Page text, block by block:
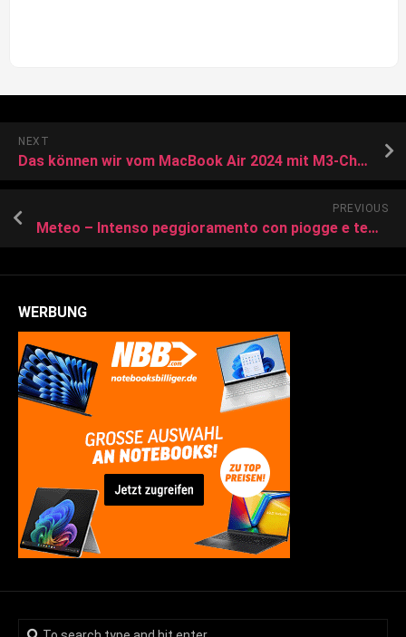
NEXT
Das können wir vom MacBook Air 2024 mit M3-Chip erwarten
PREVIOUS
Meteo – Intenso peggioramento con piogge e temporali entro la sera verso il centro Italia, domani anche al sud; l’evoluzione
WERBUNG